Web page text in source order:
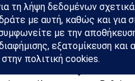
έχουν αυξήσει την ζήτηση
σημαντικά τους
σημεία.